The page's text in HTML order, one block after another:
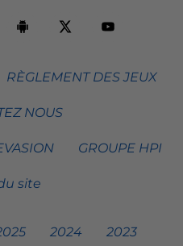
RÈGLEMENT DES JEUX
NOUS
GROUPE HPI
site
2024 2023